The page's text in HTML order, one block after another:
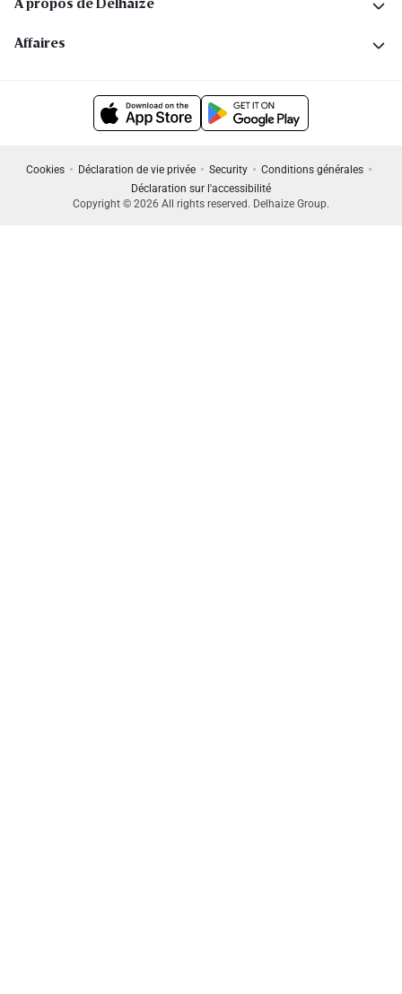
Affaires
Cookies Déclaration de vie privée Security
Conditions générales
Déclaration sur l'accessibilité
Copyright © 2026 All rights reserved. Delhaize Group.